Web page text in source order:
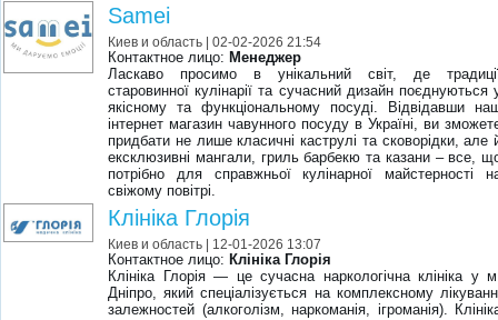
Samei
Киев и область | 02-02-2026 21:54
Контактное лицо: Менеджер
Ласкаво просимо в унікальний світ, де
старовинної кулінарії та сучасний дизайн поєднуються
якісному та функціональному посуді. Відвідавши
інтернет магазин чавунного посуду в Україні, ви
придбати не лише класичні каструлі та сковорідки, але
ексклюзивні мангали, гриль барбекю та казани – все,
потрібно для справжньої кулінарної майстерності
свіжому повітрі.
Клініка Глорія
Киев и область | 12-01-2026 13:07
Контактное лицо: Клініка Глорія
Клініка Глорія — це сучасна наркологічна клініка у
Дніпро, який спеціалізується на комплексному
залежностей (алкоголізм, наркоманія, ігроманія).